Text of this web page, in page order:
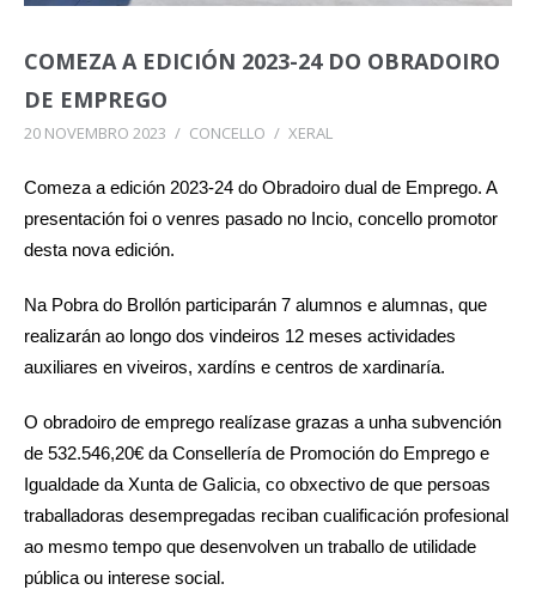
COMEZA A EDICIÓN 2023-24 DO OBRADOIRO
DE EMPREGO
20 NOVEMBRO 2023 / CONCELLO / XERAL
Comeza a edición 2023-24 do Obradoiro dual de Emprego. A
presentación foi o venres pasado no Incio, concello promotor
desta nova edición.
Na Pobra do Brollón participarán 7 alumnos e alumnas, que
realizarán ao longo dos vindeiros 12 meses actividades
auxiliares en viveiros, xardíns e centros de xardinaría.
O obradoiro de emprego realízase grazas a unha subvención
de 532.546,20€ da Consellería de Promoción do Emprego e
Igualdade da Xunta de Galicia, co obxectivo de que persoas
traballadoras desempregadas reciban cualificación profesional
ao mesmo tempo que desenvolven un traballo de utilidade
pública ou interese social.